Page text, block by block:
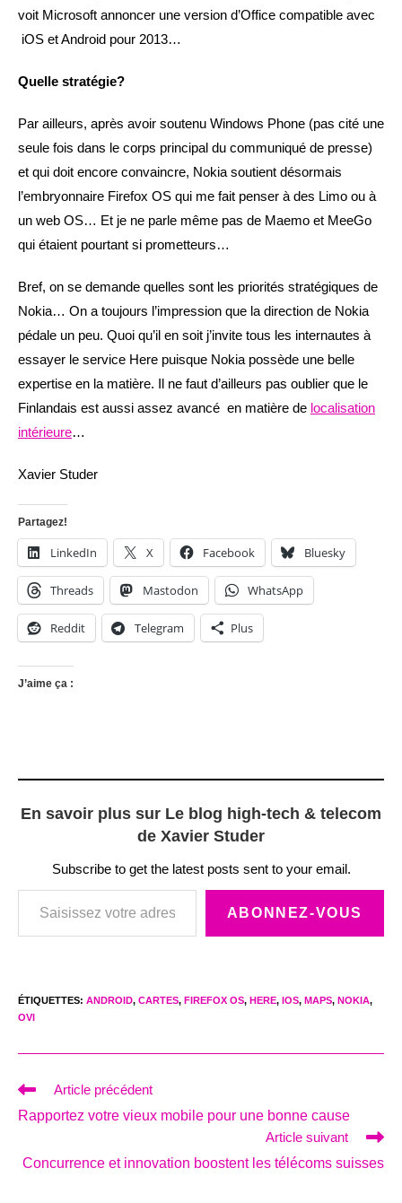
voit Microsoft annoncer une version d’Office compatible avec
iOS et Android pour 2013…
Quelle stratégie?
Par ailleurs, après avoir soutenu Windows Phone (pas cité une
seule fois dans le corps principal du communiqué de presse)
et qui doit encore convaincre, Nokia soutient désormais
l’embryonnaire Firefox OS qui me fait penser à des Limo ou à
un web OS… Et je ne parle même pas de Maemo et MeeGo
qui étaient pourtant si prometteurs…
Bref, on se demande quelles sont les priorités stratégiques de
Nokia… On a toujours l’impression que la direction de Nokia
pédale un peu. Quoi qu’il en soit j’invite tous les internautes à
essayer le service Here puisque Nokia possède une belle
expertise en la matière. Il ne faut d’ailleurs pas oublier que le
Finlandais est aussi assez avancé en matière de localisation
intérieure…
Xavier Studer
Partagez!
LinkedIn X Facebook Bluesky
Threads Mastodon WhatsApp
Reddit Telegram Plus
J’aime ça :
En savoir plus sur Le blog high-tech & telecom
de Xavier Studer
Subscribe to get the latest posts sent to your email.
Saisissez votre adresse e-mail…
ABONNEZ-VOUS
ÉTIQUETTES: ANDROID, CARTES, FIREFOX OS, HERE, IOS, MAPS, NOKIA,
OVI
Read
articles
Article précédent
Rapportez votre vieux mobile pour une bonne cause
Article suivant
Concurrence et innovation boostent les télécoms suisses